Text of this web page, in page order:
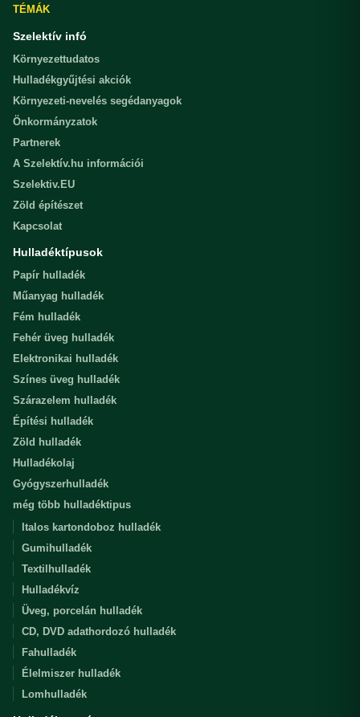
TÉMÁK
Szelektív infó
Környezettudatos
Hulladékgyűjtési akciók
Környezeti-nevelés segédanyagok
Önkormányzatok
Partnerek
A Szelektív.hu információi
Szelektiv.EU
Zöld építészet
Kapcsolat
Hulladéktípusok
Papír hulladék
Műanyag hulladék
Fém hulladék
Fehér üveg hulladék
Elektronikai hulladék
Színes üveg hulladék
Szárazelem hulladék
Építési hulladék
Zöld hulladék
Hulladékolaj
Gyógyszerhulladék
még több hulladéktipus
Italos kartondoboz hulladék
Gumihulladék
Textilhulladék
Hulladékvíz
Üveg, porcelán hulladék
CD, DVD adathordozó hulladék
Fahulladék
Élelmiszer hulladék
Lomhulladék